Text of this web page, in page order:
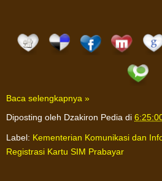
Baca selengkapnya »
Diposting oleh Dzakiron Pedia di
Label: Kementerian Komunikasi dan
Registrasi Kartu SIM Prabayar